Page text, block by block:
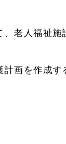
老人福祉
画を作成す